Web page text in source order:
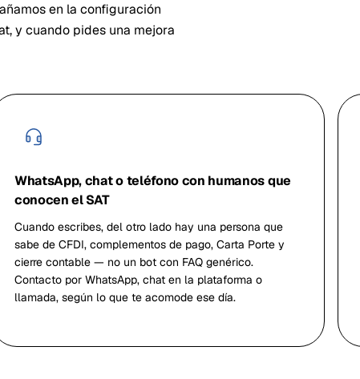
en la configuración
y cuando pides una mejora
WhatsApp, chat o teléfono con humanos que
conocen el SAT
Cuando escribes, del otro lado hay una persona que
sabe de CFDI, complementos de pago, Carta Porte y
cierre contable — no un bot con FAQ genérico.
Contacto por WhatsApp, chat en la plataforma o
llamada, según lo que te acomode ese día.